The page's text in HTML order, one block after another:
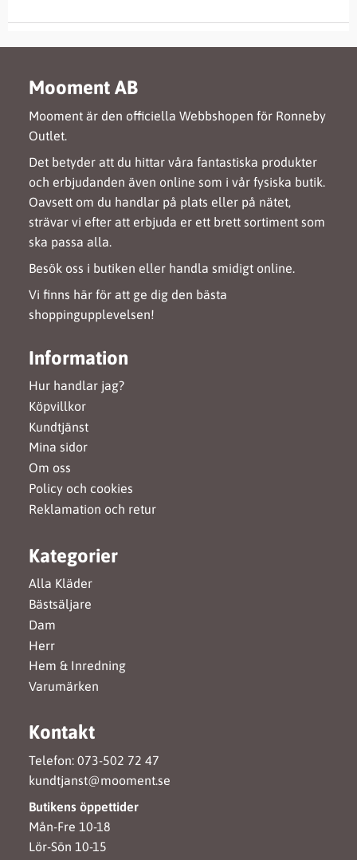
Mooment AB
Mooment är den officiella Webbshopen för Ronneby
Outlet.
Det betyder att du hittar våra fantastiska produkter
och erbjudanden även online som i vår fysiska butik.
Oavsett om du handlar på plats eller på nätet,
strävar vi efter att erbjuda er ett brett sortiment som
ska passa alla.
Besök oss i butiken eller handla smidigt online.
Vi finns här för att ge dig den bästa
shoppingupplevelsen!
Information
Hur handlar jag?
Köpvillkor
Kundtjänst
Mina sidor
Om oss
Policy och cookies
Reklamation och retur
Kategorier
Alla Kläder
Bästsäljare
Dam
Herr
Hem & Inredning
Varumärken
Kontakt
Telefon: 073-502 72 47
kundtjanst@mooment.se
Butikens öppettider
Mån-Fre 10-18
Lör-Sön 10-15